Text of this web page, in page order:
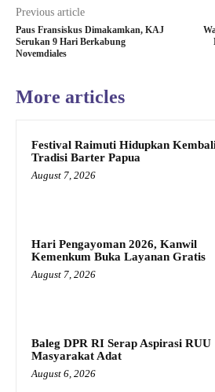
Previous article
Paus Fransiskus Dimakamkan, KAJ
Serukan 9 Hari Berkabung
Novemdiales
More articles
Festival Raimuti Hidupkan
Tradisi Barter Papua
August 7, 2026
Hari Pengayoman 2026, Kanwil
Kemenkum Buka Layanan Gratis
August 7, 2026
Baleg DPR RI Serap Aspirasi RUU
Masyarakat Adat
August 6, 2026